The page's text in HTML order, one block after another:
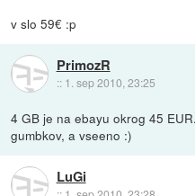
v slo 59€ :p
PrimozR
:: 1. sep 2010, 23:25
4 GB je na ebayu okrog 45
gumbkov, a vseeno :)
LuGi